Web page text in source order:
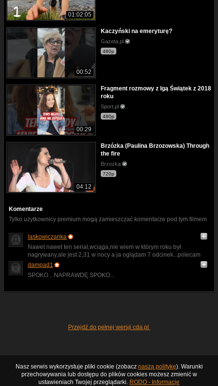
01:02:05
00:52
Kaczyński na emeryturę?
Gazeta.pl
480p
00:29
Fragment rozmowy z Igą Świątek z 2018
roku
Sport.pl
480p
04:12
Brzózka (Paulina Brzozowska) Through
the fire
Brzozka
720p
Komentarze
Tylko użytkownicy premium mogą zamieszczać komentarze pod tym filmem
laskowiczanka
Nawet nawet ten serial,wciąga,nie wiem w którym roku był
nagrywany,ale jest 2,31 w nocy a ja oglądam 7 odcinek...polecam
dampad1
SPOKO... NAPRAWDĘ SPOKO...
Przejdź do pełnej wersji cda.pl
Nasz serwis wykorzystuje pliki cookie (zobacz naszą politykę). Warunki
przechowywania lub dostępu do plików cookies możesz zmienić w
ustawieniach Twojej przeglądarki. RODO - Informacje